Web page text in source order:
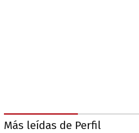
Más leídas de Perfil